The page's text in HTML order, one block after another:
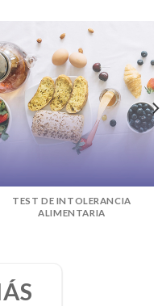
TEST DE INTOLERANCIA
ALIMENTARIA